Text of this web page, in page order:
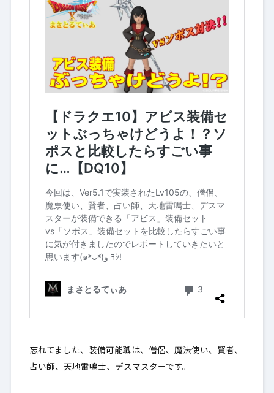
忘れてました、装備可能職は、僧侶、魔法使い、賢者、
占い師、天地雷鳴士、デスマスターです。